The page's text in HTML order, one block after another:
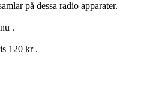
på dessa radio apparater.
.
120 kr .